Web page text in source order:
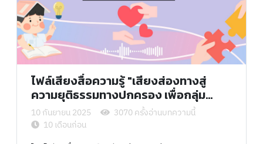
ไฟล์เสียงสื่อความรู้ "เสียงส่องทางสู่
ความยุติธรรมทางปกครอง เพื่อกลุ่ม
เปราะบางทางสังคม"
10 กันยายน 2025
3070 ครั้งอ่านบทความนี้
10 เดือนก่อน